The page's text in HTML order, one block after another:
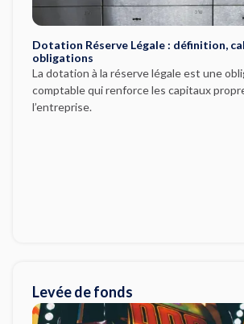
Dotation Réserve Légale : définition,
obligations
La dotation à la réserve légale est une
comptable qui renforce les capitaux
l’entreprise.
Levée de fonds